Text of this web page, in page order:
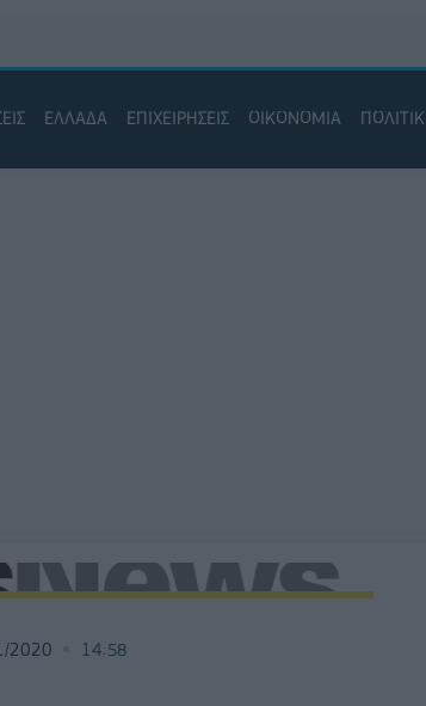
ΕΛΛΑΔΑ ΕΠΙΧΕΙΡΗΣΕΙΣ ΟΙΚΟΝΟΜΙΑ
2020 14:58